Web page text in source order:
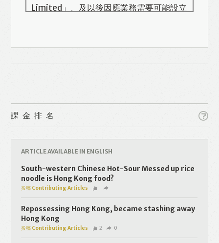
Limited」、及以後因應業務需要可能設立
願性質。我們收集的個人資料包括姓名、
保留隨時增減本付費服務內容的權利，包
括但不限於漫畫、節目、小說等欄目及內
將你的個人資料與從商業夥伴或其他公司
取得的資料結合，但不會出租、出售、或
透露你的個人資料予他人或非附屬公司。
個人資料將用於提供更適合你的廣告及網
頁內容、評估與改善我們的服務、聯絡你
或進行不記名的 究調查。所得資料亦只會
用於所述指定用途。除非所作用途為法例
課金排名
ARTICLE AVAILABLE IN ENGLISH
South-western Chinese Hot-Sour Messed up rice
noodle is Hong Kong food?
投稿 Contributing Articles
Repossessing Hong Kong, became stashing away
Hong Kong
投稿 Contributing Articles 2 0